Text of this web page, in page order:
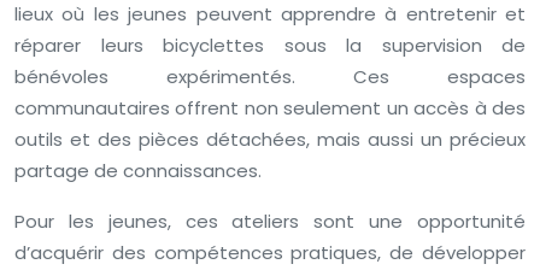
lieux où les jeunes peuvent apprendre à entretenir et
réparer leurs bicyclettes sous la supervision de
bénévoles expérimentés. Ces espaces
communautaires offrent non seulement un accès à des
outils et des pièces détachées, mais aussi un précieux
partage de connaissances.
Pour les jeunes, ces ateliers sont une opportunité
d’acquérir des compétences pratiques, de développer